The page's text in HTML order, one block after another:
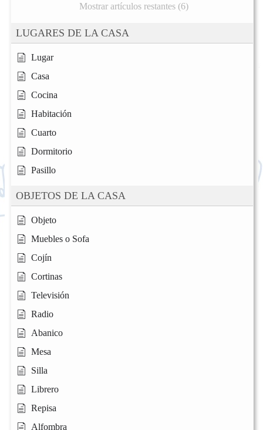
Mostrar artículos restantes (6)
LUGARES DE LA CASA
Lugar
Casa
Cocina
Habitación
Cuarto
Dormitorio
Pasillo
OBJETOS DE LA CASA
Objeto
Muebles o Sofa
Cojín
Cortinas
Televisión
Radio
Abanico
Mesa
Silla
Librero
Repisa
Alfombra